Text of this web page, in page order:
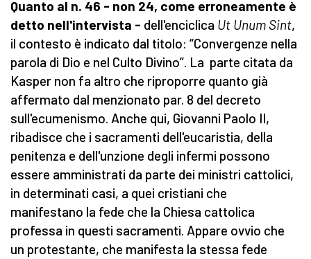
Quanto al n. 46 - non 24, come erroneamente è
detto nell'intervista - dell'enciclica Ut Unum Sint,
il contesto è indicato dal titolo: “Convergenze nella
parola di Dio e nel Culto Divino”. La parte citata da
Kasper non fa altro che riproporre quanto già
affermato dal menzionato par. 8 del decreto
sull'ecumenismo. Anche qui, Giovanni Paolo II,
ribadisce che i sacramenti dell'eucaristia, della
penitenza e dell'unzione degli infermi possono
essere amministrati da parte dei ministri cattolici,
in determinati casi, a quei cristiani che
manifestano la fede che la Chiesa cattolica
professa in questi sacramenti. Appare ovvio che
un protestante, che manifesta la stessa fede